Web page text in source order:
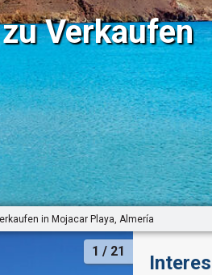
Verkaufen
in Mojacar Playa, Almería
1 / 21